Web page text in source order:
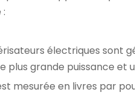
électriques sont
plus grande puissance
mesurée en livres par